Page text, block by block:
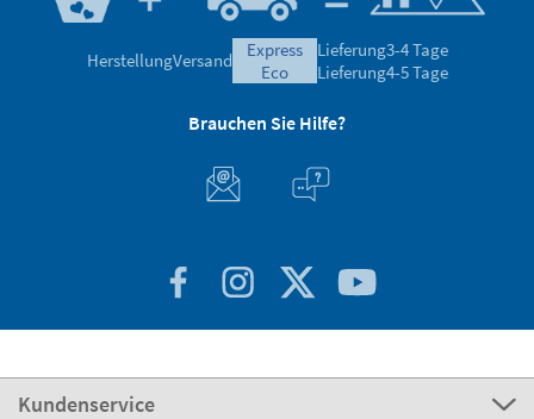
HerstellungVersand
express
eco
Lieferung3-4 Tage
Lieferung4-5 Tage
Brauchen Sie Hilfe?
Kundenservice